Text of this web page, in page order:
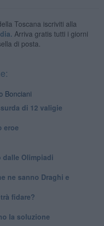
Toscana iscriviti alla
Arriva gratis tutti i giorni
di posta.
Bonciani
di 12 valigie
eroe
Olimpiadi
ne sanno Draghi e
fidare?
la soluzione